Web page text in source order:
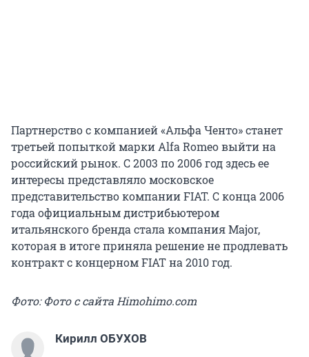
Партнерство с компанией «Альфа Ченто» станет
третьей попыткой марки Alfa Romeo выйти на
российский рынок. С 2003 по 2006 год здесь ее
интересы представляло московское
представительство компании FIAT. С конца 2006
года официальным дистрибьютером
итальянского бренда стала компания Major,
которая в итоге приняла решение не продлевать
контракт с концерном FIAT на 2010 год.
Фото: Фото с сайта Himohimo.com
Кирилл ОБУХОВ